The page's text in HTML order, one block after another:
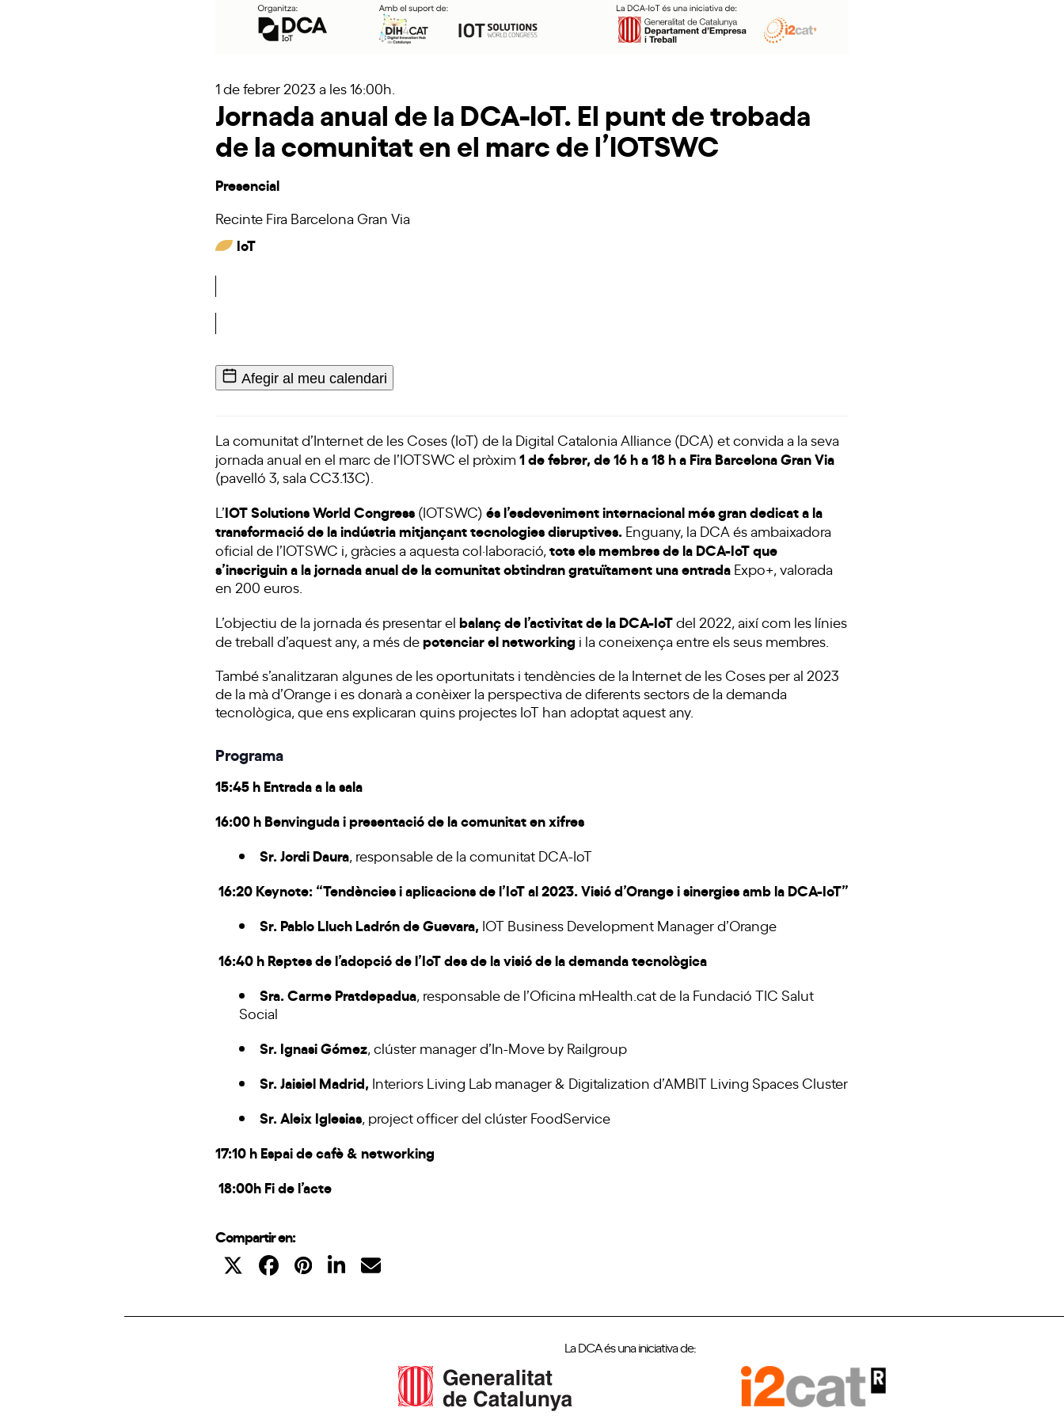
1 de febrer 2023 a les 16:00h.
Jornada anual de la DCA-IoT. El punt de trobada
de la comunitat en el marc de l’IOTSWC
Presencial
Recinte Fira Barcelona Gran Via
IoT
Afegir al meu calendari
La comunitat d’Internet de les Coses (IoT) de la Digital Catalonia Alliance (DCA) et convida a la seva
jornada anual en el marc de l’IOTSWC el pròxim 1 de febrer, de 16 h a 18 h a Fira Barcelona Gran Via
(pavelló 3, sala CC3.13C).
L’IOT Solutions World Congress (IOTSWC) és l’esdeveniment internacional més gran dedicat a la
transformació de la indústria mitjançant tecnologies disruptives. Enguany, la DCA ésambaixadora
oficial de l’IOTSWC i, gràcies a aquesta col·laboració,tots els membres de la DCA-IoT que
s’inscriguin a la jornada anual de la comunitat obtindran gratuïtament una entrada Expo+, valorada
en 200 euros.
L’objectiu de la jornada és presentar el balanç de l’activitat de la DCA-IoTdel 2022, així com les línies
de treball d’aquest any, a més depotenciar el networking i la coneixença entre els seus membres.
També s’analitzaran algunes de les oportunitats i tendències de la Internet de les Coses per al 2023
de la mà d’Orange i es donarà a conèixer la perspectiva de diferents sectors de la demanda
tecnològica, que ens explicaran quins projectes IoT han adoptat aquest any.
Programa
15:45 h Entrada a la sala
16:00 h Benvinguda i presentació de la comunitat enxifres
Sr. Jordi Daura, responsable de la comunitat DCA-IoT
16:20 Keynote: “Tendències i aplicacions de l’IoT al 2023. Visió d’Orange i sinergies amb la DCA-IoT”
Sr. Pablo Lluch Ladrón de Guevara, IOT Business Development Manager d’Orange
16:40 h Reptes de l’adopció de l’IoT des de la visió de la demanda tecnològica
Sra. Carme Pratdepadua, responsable de l’Oficina mHealth.cat de la Fundació TIC Salut
Social
Sr. Ignasi Gómez, clúster manager d’In-Move by Railgroup
Sr. Jaisiel Madrid, Interiors Living Lab manager & Digitalization d’AMBIT Living Spaces Cluster
Sr. Aleix Iglesias, project officer del clúster FoodService
17:10 h Espai de cafè & networking
18:00h Fi de l’acte
Compartir en:
La DCA és una iniciativa de: